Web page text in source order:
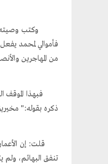
وكتب وصيته
فأموالي لمحمد
من المهاجرين
فبهذا الموقف
ذكره بقوله:"
قلت: إن
تنفق البهائم،